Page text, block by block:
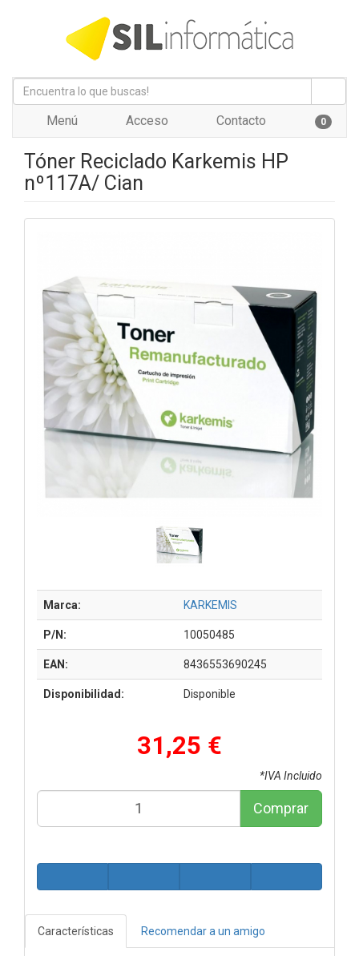
Menú Acceso Contacto 0
Tóner Reciclado Karkemis HP
nº117A/ Cian
Marca: KARKEMIS
P/N: 10050485
EAN: 8436553690245
Disponibilidad: Disponible
31,25 €
*IVA Incluido
Comprar
Características Recomendar a un amigo